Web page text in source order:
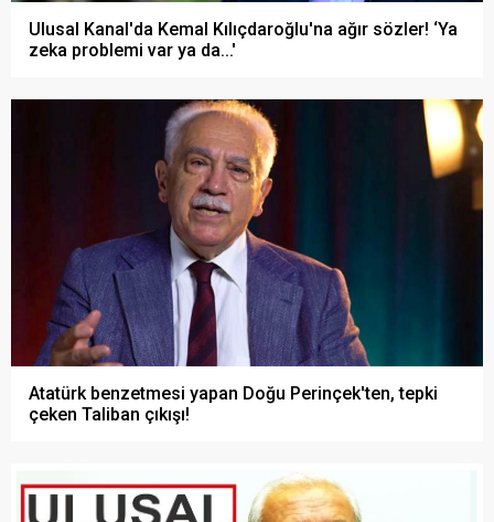
Ulusal Kanal'da Kemal Kılıçdaroğlu'na ağır sözler! ‘Ya
zeka problemi var ya da...'
Atatürk benzetmesi yapan Doğu Perinçek'ten, tepki
çeken Taliban çıkışı!